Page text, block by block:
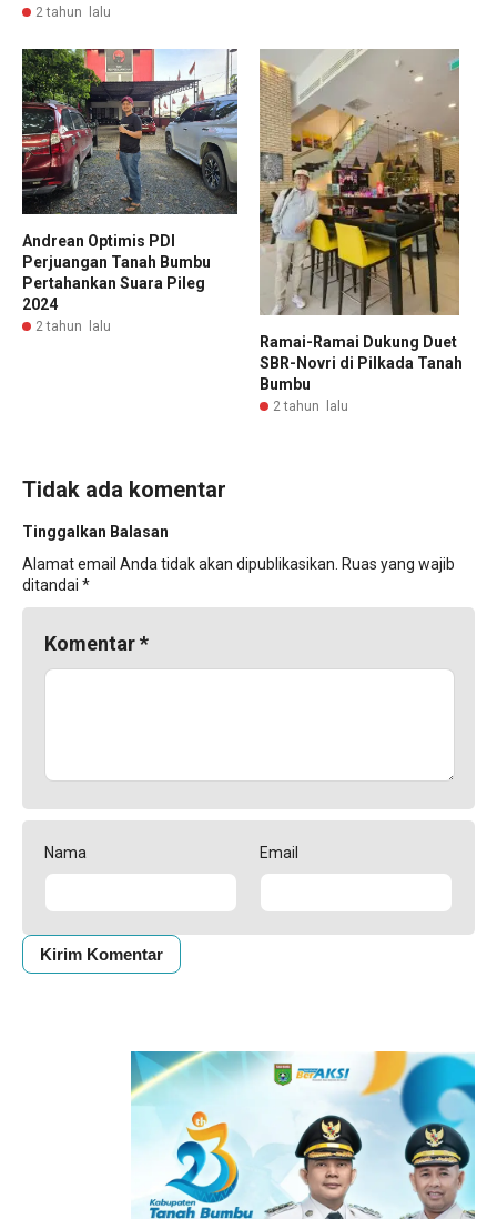
2 tahun lalu
Andrean Optimis PDI
Perjuangan Tanah Bumbu
Pertahankan Suara Pileg
2024
2 tahun lalu
Ramai-Ramai Dukung Duet
SBR-Novri di Pilkada Tanah
Bumbu
2 tahun lalu
Tidak ada komentar
Tinggalkan Balasan
Alamat email Anda tidak akan dipublikasikan. Ruas yang wajib
ditandai *
Komentar*
Nama Email